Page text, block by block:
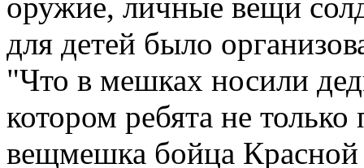
для детей было
"Что в мешках носили
котором ребята не
вещмешка бойца